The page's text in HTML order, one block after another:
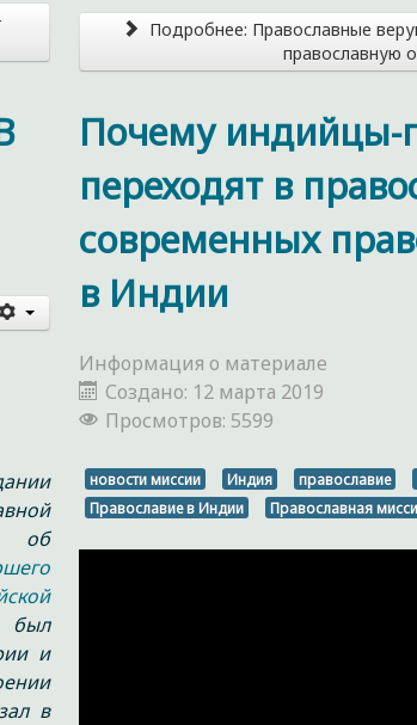
Подробнее: Православные
православную
был
и
в
Почему индийцы-
переходят в
современных
в Индии
Информация о материале
Создано: 12 марта 2019
Просмотров: 5599
новости миссии Индия православие
Православие в Индии
Православная